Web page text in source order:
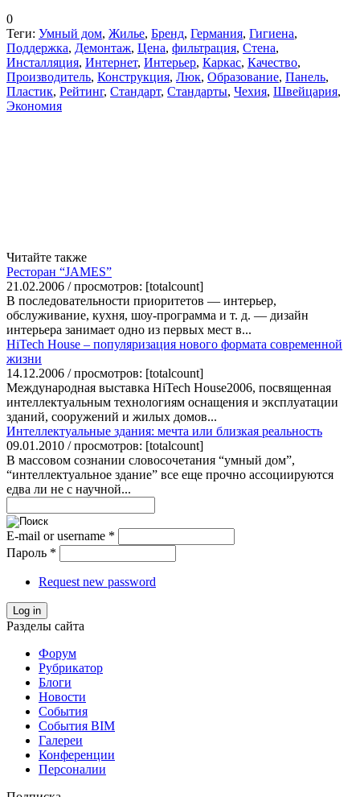
0
Теги: Умный дом, Жилье, Бренд, Германия, Гигиена,
Поддержка, Демонтаж, Цена, фильтрация, Стена,
Инсталляция, Интернет, Интерьер, Каркас, Качество,
Производитель, Конструкция, Люк, Образование, Панель,
Пластик, Рейтинг, Стандарт, Стандарты, Чехия, Швейцария,
Экономия
Читайте также
Ресторан “JAMES”
21.02.2006 / просмотров: [totalcount]
В последовательности приоритетов — интерьер,
обслуживание, кухня, шоу-программа и т. д. — дизайн
интерьера занимает одно из первых мест в...
Hi­Tech House – популяризация нового формата современной
жизни
14.12.2006 / просмотров: [totalcount]
Международная выставка Hi­Tech House­2006, посвященная
интеллектуальным технологиям оснащения и эксплуатации
зданий, сооружений и жилых домов...
Интеллектуальные здания: мечта или близкая реальность
09.01.2010 / просмотров: [totalcount]
В массовом сознании словосочетания “умный дом”,
“интеллектуальное здание” все еще прочно ассоциируются
едва ли не с научной...
E-mail or username *
Пароль *
Request new password
Log in
Разделы сайта
Форум
Рубрикатор
Блоги
Новости
События
События BIM
Галереи
Конференции
Персоналии